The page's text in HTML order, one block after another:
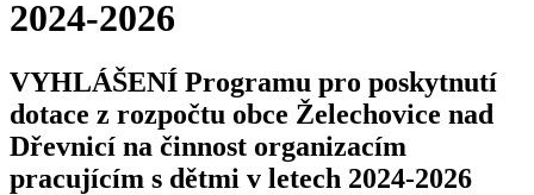
2024-2026
VYHLÁŠENÍ Programu pro poskytnutí
dotace z rozpočtu obce Želechovice nad
Dřevnicí na činnost organizacím
pracujícím s dětmi v letech 2024-2026